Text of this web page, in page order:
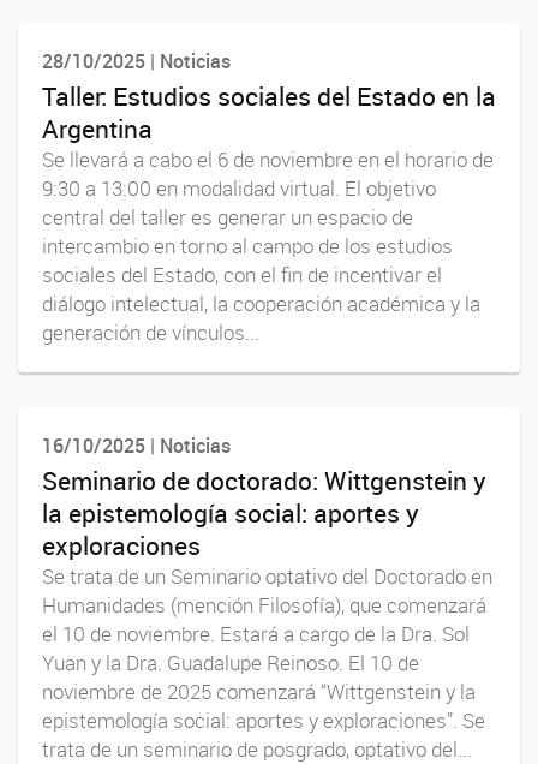
28/10/2025 | Noticias
Taller: Estudios sociales del Estado en la
Argentina
Se llevará a cabo el 6 de noviembre en el horario de
9:30 a 13:00 en modalidad virtual. El objetivo
central del taller es generar un espacio de
intercambio en torno al campo de los estudios
sociales del Estado, con el fin de incentivar el
diálogo intelectual, la cooperación académica y la
generación de vínculos...
16/10/2025 | Noticias
Seminario de doctorado: Wittgenstein y
la epistemología social: aportes y
exploraciones
Se trata de un Seminario optativo del Doctorado en
Humanidades (mención Filosofía), que comenzará
el 10 de noviembre. Estará a cargo de la Dra. Sol
Yuan y la Dra. Guadalupe Reinoso. El 10 de
noviembre de 2025 comenzará “Wittgenstein y la
epistemología social: aportes y exploraciones”. Se
trata de un seminario de posgrado, optativo del...